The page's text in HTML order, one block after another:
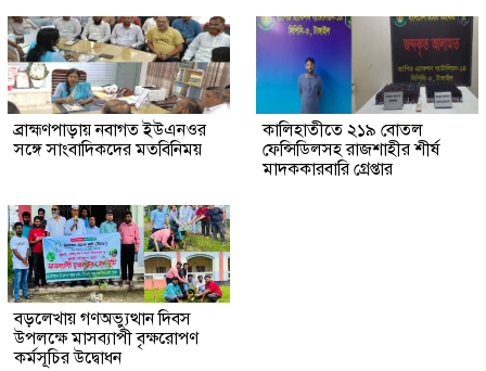
ব্রাহ্মণপাড়ায় নবাগত ইউএনওর
সঙ্গে সাংবাদিকদের মতবিনিময়
কালিহাতীতে ২১৯ বোতল
ফেন্সিডিলসহ রাজশাহীর শীর্ষ
মাদককারবারি গ্রেপ্তার
বড়লেখায় গণঅভ্যুত্থান দিবস
উপলক্ষে মাসব্যাপী বৃক্ষরোপণ
কর্মসূচির উদ্বোধন